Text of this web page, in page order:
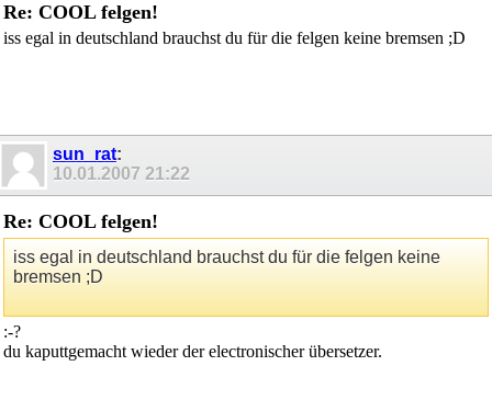
Re: COOL felgen!
iss egal in deutschland brauchst du für die felgen keine bremsen ;D
sun_rat:
10.01.2007 21:22
Re: COOL felgen!
iss egal in deutschland brauchst du für die felgen keine
bremsen ;D
:-?
du kaputtgemacht wieder der electronischer übersetzer.